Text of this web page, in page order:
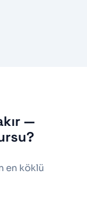
—
en köklü